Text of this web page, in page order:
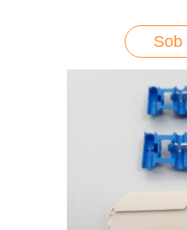
Sob